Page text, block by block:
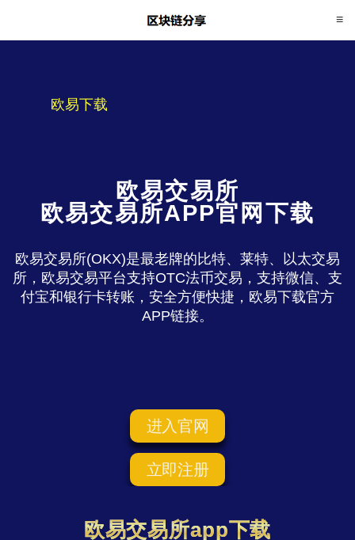
欧易下载
欧易交易所
欧易交易所APP官网下载
欧易交易所(OKX)是最老牌的比特、莱特、以太交易
所，欧易交易平台支持OTC法币交易，支持微信、支
付宝和银行卡转账，安全方便快捷，欧易下载官方
APP链接。
进入官网
立即注册
欧易交易所app下载